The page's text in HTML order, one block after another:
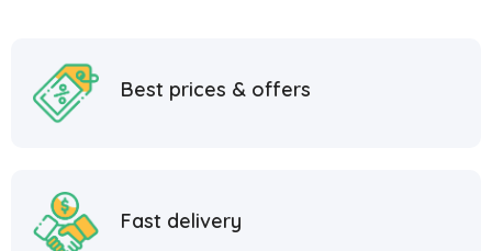
Best prices & offers
Fast delivery